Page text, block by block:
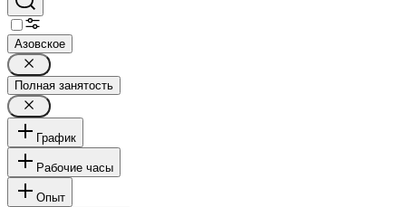
Азовское
Полная занятость
График
Рабочие часы
Опыт